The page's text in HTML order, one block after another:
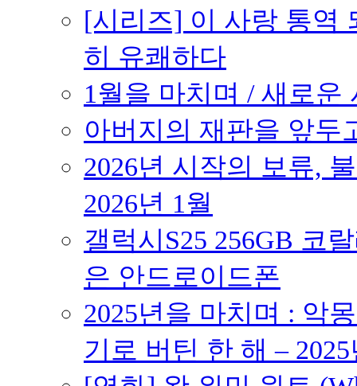
[시리즈] 이 사랑 통역
히 유쾌하다
1월을 마치며 / 새로운
아버지의 재판을 앞두
2026년 시작의 보류,
2026년 1월
갤럭시S25 256GB 코
은 안드로이드폰
2025년을 마치며 : 악
기로 버틴 한 해 –